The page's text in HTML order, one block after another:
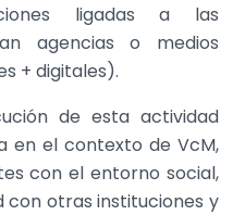
ligadas a las
agencias o medios
+ digitales).
de esta actividad
en el contexto de VcM,
con el entorno social,
con otras instituciones y